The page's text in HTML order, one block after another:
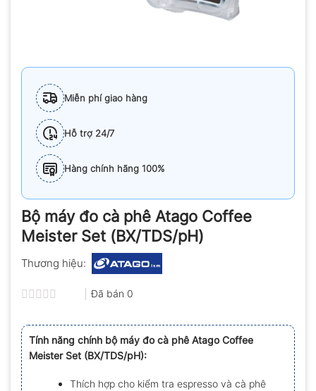
Miễn phí giao hàng
Hỗ trợ 24/7
Hàng chính hãng 100%
Bộ máy đo cà phê Atago Coffee
Meister Set (BX/TDS/pH)
Thương hiệu:
xếp
hạng
0.0
5
sao
Đã bán 0
Tính năng chính bộ máy đo cà phê Atago Coffee
Meister Set (BX/TDS/pH):
Thích hợp cho kiểm tra espresso và cà phê